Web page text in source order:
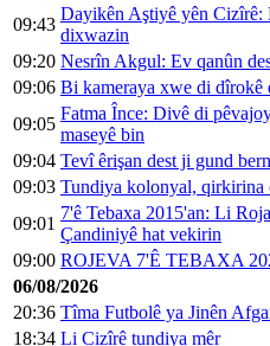
09:43
Dayikên Aştiyê yên Cizîrê:
dixwazin
09:20 Nesrîn Akgul: Ev qanûn
09:06 Bi kameraya xwe di dîrokê
09:05
Fatma Înce: Divê di
maseyê bin
09:04 Tevî êrişan dest ji gund
09:03 Tundiya kolonyal, qirkirina
09:01
7'ê Tebaxa 2015'an: Li
Çandiniyê hat vekirin
09:00 ROJEVA 7'Ê TEBAXA
06/08/2026
20:36 Tîma Futbolê ya Jinên
18:34 Li Cizîrê tundiya mêr